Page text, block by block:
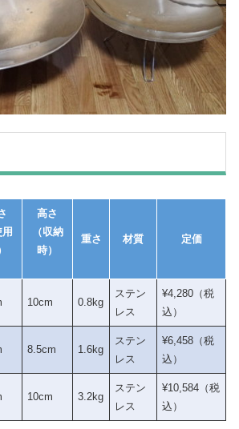
用
高さ
（収納
時）
重さ 材質 定価
10cm 0.8kg
ステン
レス
¥4,280（税
込）
8.5cm 1.6kg
ステン
レス
¥6,458（税
込）
10cm 3.2kg
ステン
レス
¥10,584（税
込）